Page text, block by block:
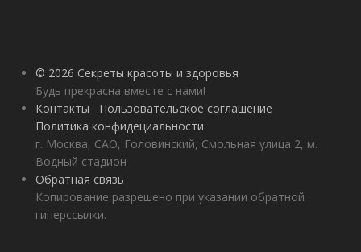
© 2026 Секреты красоты и здоровья
Будь прекрасна вместе с нами!
Контакты
Пользовательское соглашение
Политика конфидециальности
г. Москва, САО, Головинский, Смольная улица 2, м.
Водный стадион
Обратная связь
Копирование разрешено при указании обратной
гиперссылки.